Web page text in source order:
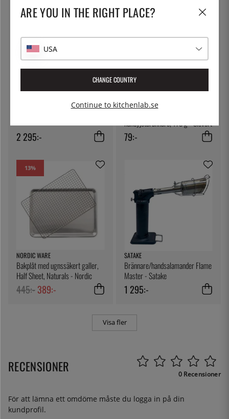
Turbojet gasbrännare - Sievert
2 295:-
SIEVERT
Liten gasflaska till
handyjetbrännare, 175 g - Sievert
79:-
13%
NORDIC WARE
Bakplåt med ugnssäkert galler,
Half Sheet, Naturals - Nordic
Ware
445:-389:-
SATAKE
Brännare/handsalamander Flame
Master - Satake
1 295:-
Visa fler
RECENSIONER 0 Recensioner
För att lämna ett omdöme måste du logga in på din
kundprofil.
ARE YOU IN THE RIGHT PLACE?
USA
CHANGE COUNTRY
Continue to kitchenlab.se